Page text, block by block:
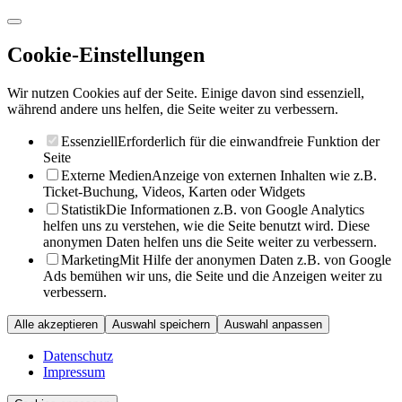
Cookie-Einstellungen
Wir nutzen Cookies auf der Seite. Einige davon sind essenziell,
während andere uns helfen, die Seite weiter zu verbessern.
EssenziellErforderlich für die einwandfreie Funktion der
Seite
Externe MedienAnzeige von externen Inhalten wie z.B.
Ticket-Buchung, Videos, Karten oder Widgets
StatistikDie Informationen z.B. von Google Analytics
helfen uns zu verstehen, wie die Seite benutzt wird. Diese
anonymen Daten helfen uns die Seite weiter zu verbessern.
MarketingMit Hilfe der anonymen Daten z.B. von Google
Ads bemühen wir uns, die Seite und die Anzeigen weiter zu
verbessern.
Alle akzeptieren Auswahl speichern Auswahl anpassen
Datenschutz
Impressum